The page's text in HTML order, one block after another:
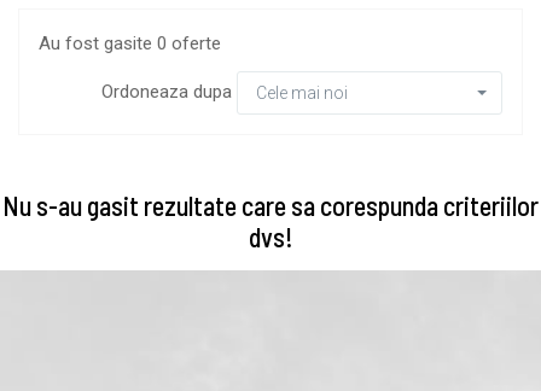
Au fost gasite 0 oferte
Ordoneaza dupa Cele mai noi
Nu s-au gasit rezultate care sa corespunda criteriilor
dvs!